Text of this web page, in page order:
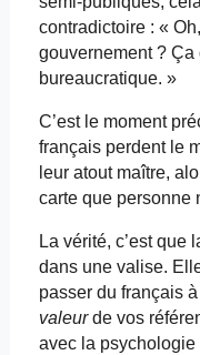
contradictoire : «
gouvernement ? Ça
bureaucratique. »
C’est le moment
français perdent le
leur atout maître,
carte que personne
La vérité, c’est que
dans une valise.
passer du français
valeurde vos
avec la psychologie